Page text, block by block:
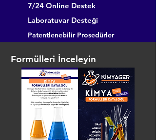
7/24 Online Destek
Laboratuvar Desteği
Patentlenebilir Prosedürler
Formülleri İnceleyin